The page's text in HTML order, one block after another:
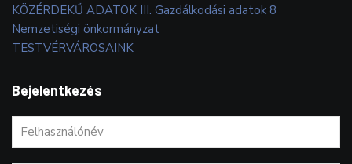
KÖZÉRDEKŰ ADATOK III. Gazdálkodási adatok 8
Nemzetiségi önkormányzat
TESTVÉRVÁROSAINK
Bejelentkezés